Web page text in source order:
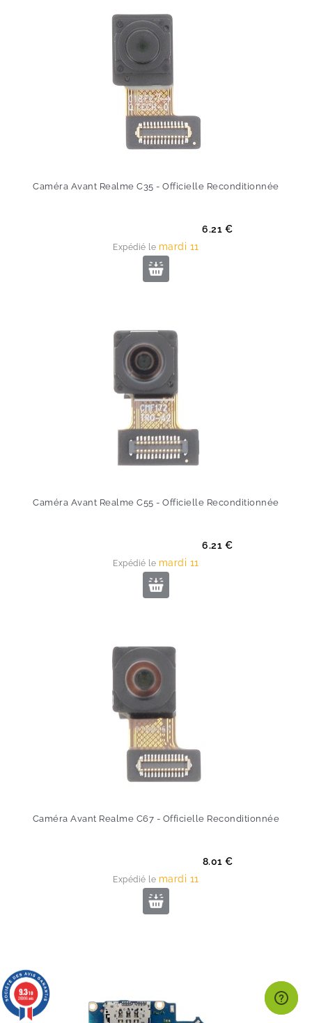
Caméra Avant Realme C35 - Officielle Reconditionnée
6.21 €
Expédié le mardi 11
Caméra Avant Realme C55 - Officielle Reconditionnée
6.21 €
Expédié le mardi 11
Caméra Avant Realme C67 - Officielle Reconditionnée
8.01 €
Expédié le mardi 11
9.3/10
26996 avis